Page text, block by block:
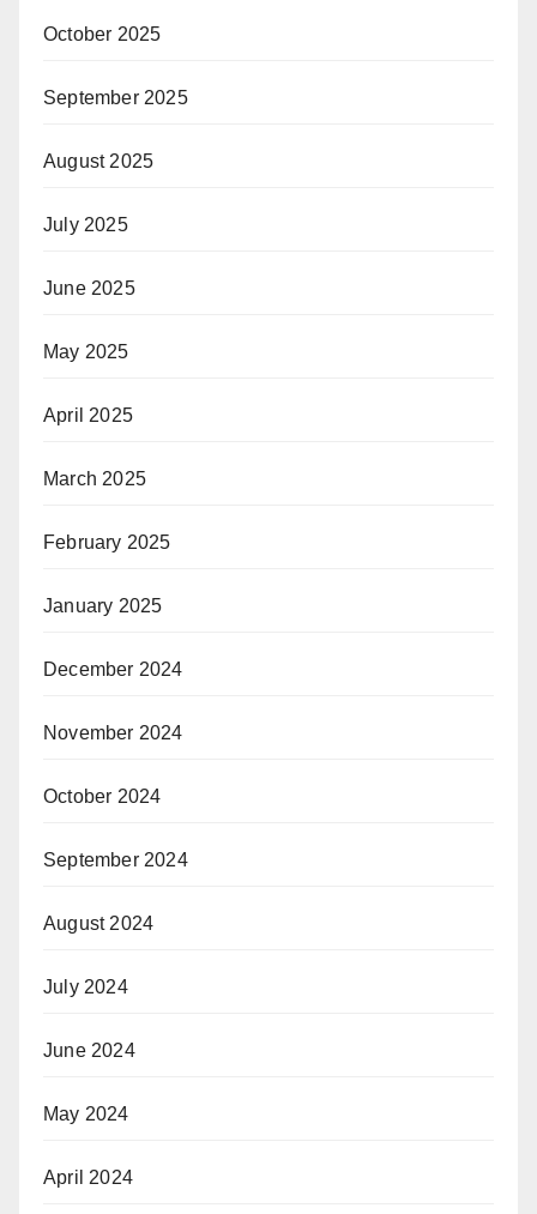
October 2025
September 2025
August 2025
July 2025
June 2025
May 2025
April 2025
March 2025
February 2025
January 2025
December 2024
November 2024
October 2024
September 2024
August 2024
July 2024
June 2024
May 2024
April 2024